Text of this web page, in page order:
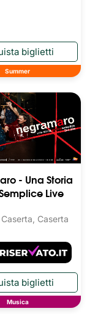
Summer
- Una Storia
Live
Caserta
Musica